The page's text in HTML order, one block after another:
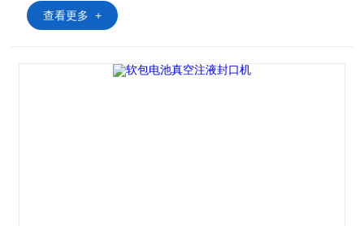
查看更多 +